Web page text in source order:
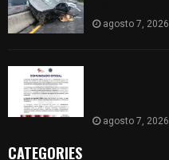
agosto 7, 2026
agosto 7, 2026
CATEGORIES